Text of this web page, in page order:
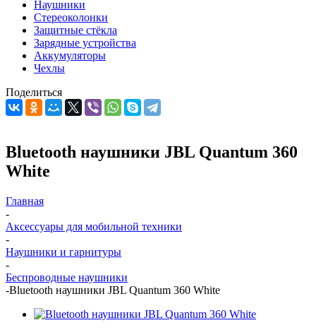
Наушники
Стереоколонки
Защитные стёкла
Зарядные устройства
Аккумуляторы
Чехлы
Поделиться
Bluetooth наушники JBL Quantum 360
White
Главная
-
Аксессуары для мобильной техники
-
Наушники и гарнитуры
-
Беспроводные наушники
-Bluetooth наушники JBL Quantum 360 White